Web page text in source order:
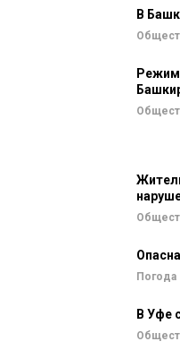
В
Режим
Погода
В Уфе